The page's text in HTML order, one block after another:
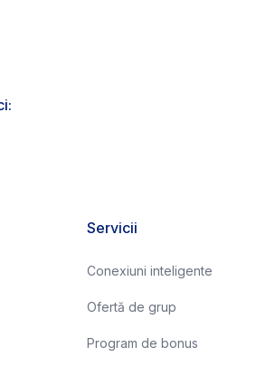
Servicii
Conexiuni inteligente
Ofertă de grup
Program de bonus